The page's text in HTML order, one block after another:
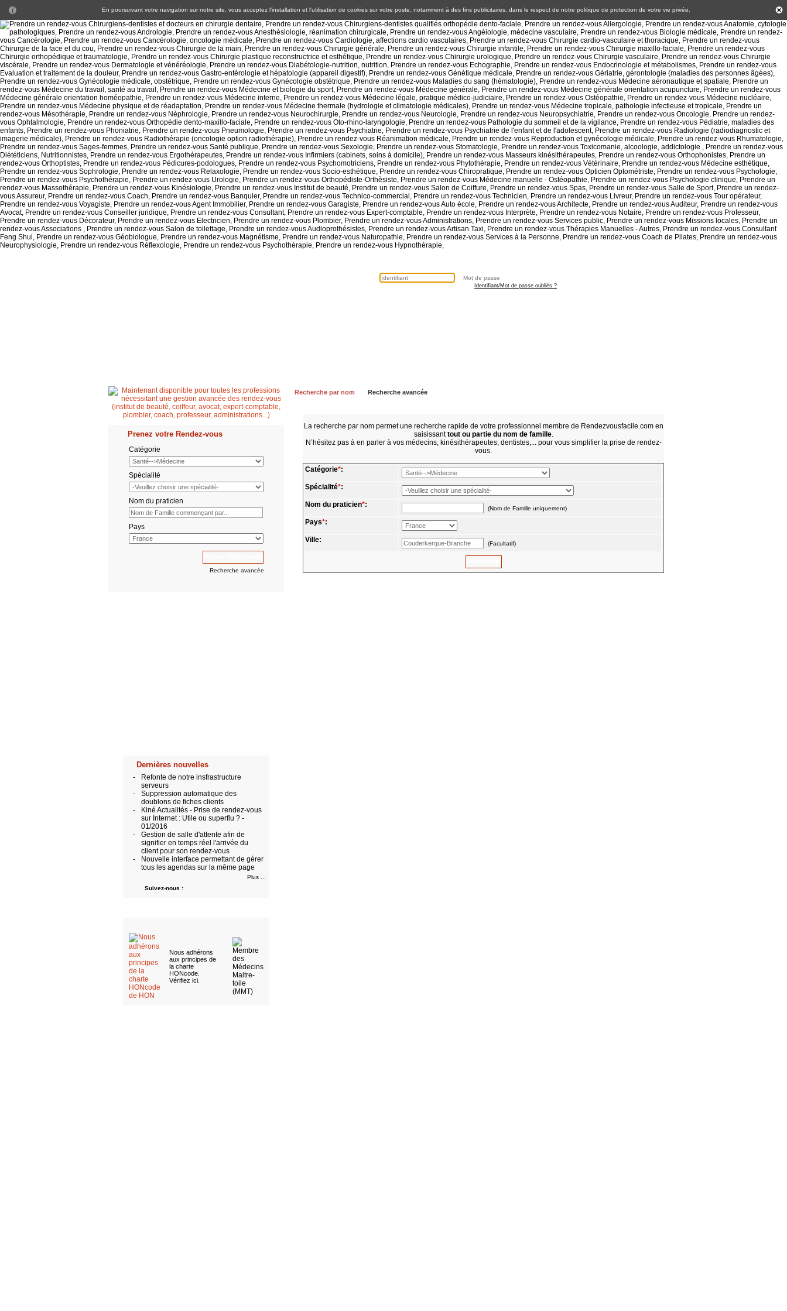
En poursuivant votre navigation sur notre site, vous acceptez l'installation et l'utilisation de cookies sur votre poste, notamment à des fins publicitaires, dans le respect de notre politique de protection de votre vie privée
Identifiant/Mot de passe oubliés ?
Prenez votre Rendez-vous
Catégorie
Spécialité
Nom du praticien
Pays
Recherche avancée
Dernières nouvelles
-
Refonte de notre insfrastructure
serveurs
-
Suppression automatique des
doublons de fiches clients
-
Kiné Actualités - Prise de rendez-vous
sur Internet : Utile ou superflu ? -
01/2016
-
Gestion de salle d'attente afin de
signifier en temps réel l'arrivée du
client pour son rendez-vous
-
Nouvelle interface permettant de gérer
tous les agendas sur la même page
Plus ...
Suivez-nous :
Nous adhérons
aux principes de
la charte
HONcode
Vérifiez ici
Recherche par nom Recherche avancée
La recherche par nom permet une recherche rapide de votre professionnel membre de Rendezvousfacile.com en
saisissanttout ou partie du nom de famille.
N’hésitez pas à en parler à vos médecins, kinésithérapeutes, dentistes,... pour vous simplifier la prise de rendez-
vous.
Catégorie*:
Spécialité*:
Nom du praticien*: (Nom de Famille uniquement)
Pays*:
Ville: (Facultatif)